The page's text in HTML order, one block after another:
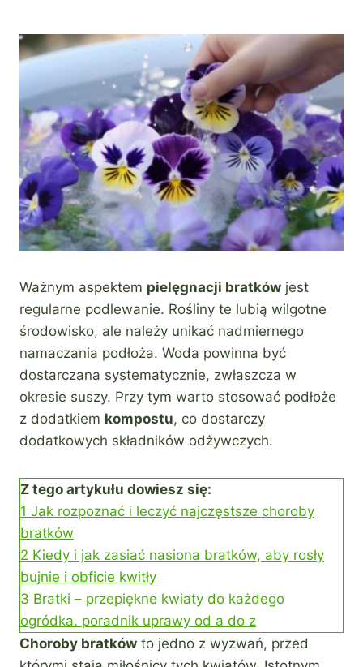
Ważnym aspektem pielęgnacji bratków jest
regularne podlewanie. Rośliny te lubią wilgotne
środowisko, ale należy unikać nadmiernego
namaczania podłoża. Woda powinna być
dostarczana systematycznie, zwłaszcza w
okresie suszy. Przy tym warto stosować podłoże
z dodatkiem kompostu, co dostarczy
dodatkowych składników odżywczych.
Z tego artykułu dowiesz się:
1 Jak rozpoznać i leczyć najczęstsze choroby
bratków
2 Kiedy i jak zasiać nasiona bratków, aby rosły
bujnie i obficie kwitły
3 Bratki – przepiękne kwiaty do każdego
ogródka. poradnik uprawy od a do z
Choroby bratków to jedno z wyzwań, przed